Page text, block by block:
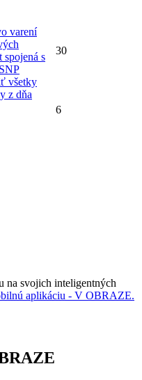
varení
spojená s
všetky
z dňa
30
6
na svojich inteligentných
aplikáciu - V OBRAZE.